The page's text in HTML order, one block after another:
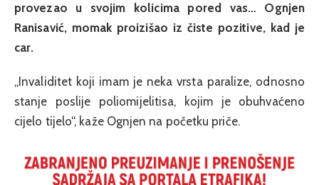
provezao u svojim kolicima pored vas… Ognjen
Ranisavić, momak proizišao iz čiste pozitive, kad je
car.
„Invaliditet koji imam je neka vrsta paralize, odnosno
stanje poslije poliomijelitisa, kojim je obuhvaćeno
cijelo tijelo“, kaže Ognjen na početku priče.